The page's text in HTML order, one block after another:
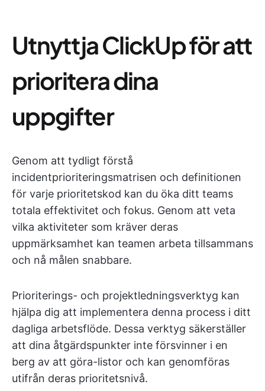
Utnyttja ClickUp för att
prioritera dina
uppgifter
Genom att tydligt förstå
incidentprioriteringsmatrisen och definitionen
för varje prioritetskod kan du öka ditt teams
totala effektivitet och fokus. Genom att veta
vilka aktiviteter som kräver deras
uppmärksamhet kan teamen arbeta tillsammans
och nå målen snabbare.
Prioriterings- och projektledningsverktyg kan
hjälpa dig att implementera denna process i ditt
dagliga arbetsflöde. Dessa verktyg säkerställer
att dina åtgärdspunkter inte försvinner i en
berg av att göra-listor och kan genomföras
utifrån deras prioritetsnivå.